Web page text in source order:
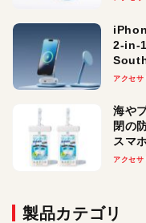
2-in-
ース
アクセサ
海や
閉の
スマ
アクセサ
製品カテゴリ